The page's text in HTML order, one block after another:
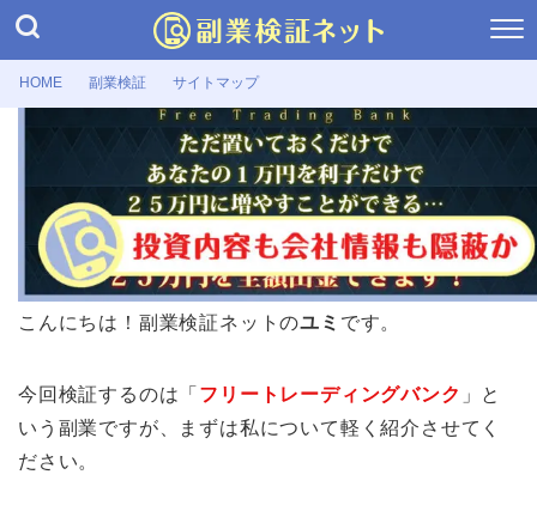
HOME 副業検証 サイトマップ
フリートレーディングバンクとは？
副業詐欺の可能性や口コミ・評判
2026年4月25日
こんにちは！副業検証ネットのユミ です。
今回検証するのは「 フリートレーディングバンク 」と
いう副業ですが、まずは私について軽く紹介させてく
ださい。